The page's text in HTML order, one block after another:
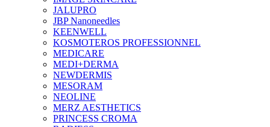
JALUPRO
JBP Nanoneedles
KEENWELL
KOSMOTEROS PROFESSIONNEL
MEDICARE
MEDI+DERMA
NEWDERMIS
MESORAM
NEOLINE
MERZ AESTHETICS
PRINCESS CROMA